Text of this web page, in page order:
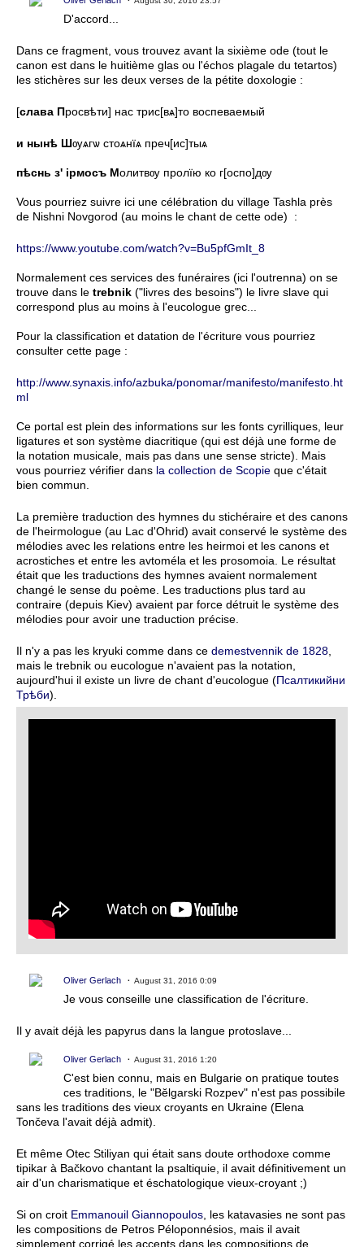
D'accord...
Dans ce fragment, vous trouvez avant la sixième ode (tout le
canon est dans le huitième glas ou l'échos plagale du tetartos)
les stichères sur les deux verses de la pétite doxologie :
[слава Просвѣти] нас трис[вѧ]то воспеваемый
и нынѣ Шѹѧгѡ стоѧнїѧ преч[ис]тыѧ
пѣснь з' ірмосъ Молитвѹ пролїю ко г[оспо]дѹ
Vous pourriez suivre ici une célébration du village Tashla près
de Nishni Novgorod (au moins le chant de cette ode) :
https://www.youtube.com/watch?v=Bu5pfGmIt_8
Normalement ces services des funéraires (ici l'outrenna) on se
trouve dans le trebnik ("livres des besoins") le livre slave qui
correspond plus au moins à l'eucologue grec...
Pour la classification et datation de l'écriture vous pourriez
consulter cette page :
http://www.synaxis.info/azbuka/ponomar/manifesto/manifesto.ht
ml
Ce portal est plein des informations sur les fonts cyrilliques, leur
ligatures et son système diacritique (qui est déjà une forme de
la notation musicale, mais pas dans une sense stricte). Mais
vous pourriez vérifier dans la collection de Scopie que c'était
bien commun.
La première traduction des hymnes du stichéraire et des canons
de l'heirmologue (au Lac d'Ohrid) avait conservé le système des
mélodies avec les relations entre les heirmoi et les canons et
acrostiches et entre les avtoméla et les prosomoia. Le résultat
était que les traductions des hymnes avaient normalement
changé le sense du poème. Les traductions plus tard au
contraire (depuis Kiev) avaient par force détruit le système des
mélodies pour avoir une traduction précise.
Il n'y a pas les kryuki comme dans ce demestvennik de 1828,
mais le trebnik ou eucologue n'avaient pas la notation,
aujourd'hui il existe un livre de chant d'eucologue (Псалтикийни
Трѣби).
Oliver Gerlach August 31, 2016 0:09
Je vous conseille une classification de l'écriture.
Il y avait déjà les papyrus dans la langue protoslave...
Oliver Gerlach August 31, 2016 1:20
C'est bien connu, mais en Bulgarie on pratique toutes
ces traditions, le "Bĕlgarski Rozpev" n'est pas possibile
sans les traditions des vieux croyants en Ukraine (Elena
Tončeva l'avait déjà admit).
Et même Otec Stiliyan qui était sans doute orthodoxe comme
tipikar à Bačkovo chantant la psaltiquie, il avait définitivement un
air d'un charismatique et éschatologique vieux-croyant ;)
Si on croit Emmanouil Giannopoulos, les katavasies ne sont pas
les compositions de Petros Péloponnésios, mais il avait
simplement corrigé les accents dans les compositions de